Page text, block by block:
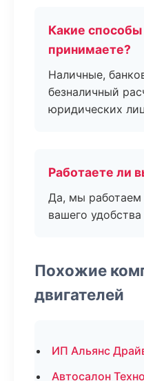
Какие
принимаете?
Наличные,
безналичный
юридических
Работаете ли
Да, мы работаем
вашего
Похожие
двигателей
ИП Альянс
Автосалон